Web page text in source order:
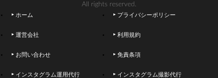
All rights reserved.
ホーム プライバシーポリシー
運営会社 利用規約
お問い合わせ 免責条項
インスタグラム運用代行 インスタグラム撮影代行